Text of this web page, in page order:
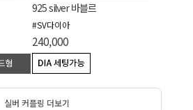
925 silver 바블르
#SV다이아
240,000
실버 커플링 더보기